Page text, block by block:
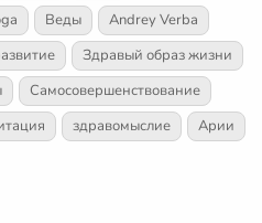
Веды
Andrey Verba
Здравый образ жизни
Самосовершенствование
здравомыслие
Арии